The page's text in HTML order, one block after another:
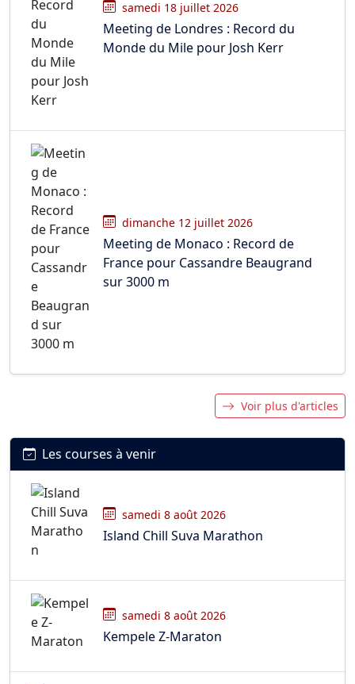
samedi 18 juillet 2026
Meeting de Londres : Record du
Monde du Mile pour Josh Kerr
dimanche 12 juillet 2026
Meeting de Monaco : Record de
France pour Cassandre Beaugrand
sur 3000 m
Voir plus d'articles
Les courses à venir
samedi 8 août 2026
Island Chill Suva Marathon
samedi 8 août 2026
Kempele Z-Maraton